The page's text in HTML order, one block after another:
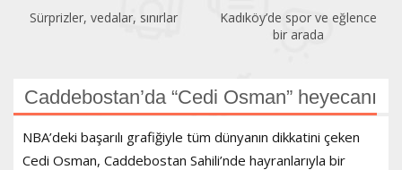
Sürprizler, vedalar, sınırlar
Kadıköy’de spor ve eğlence
bir arada
Caddebostan’da “Cedi Osman” heyecanı
NBA’deki başarılı grafiğiyle tüm dünyanın dikkatini çeken
Cedi Osman, Caddebostan Sahili’nde hayranlarıyla bir